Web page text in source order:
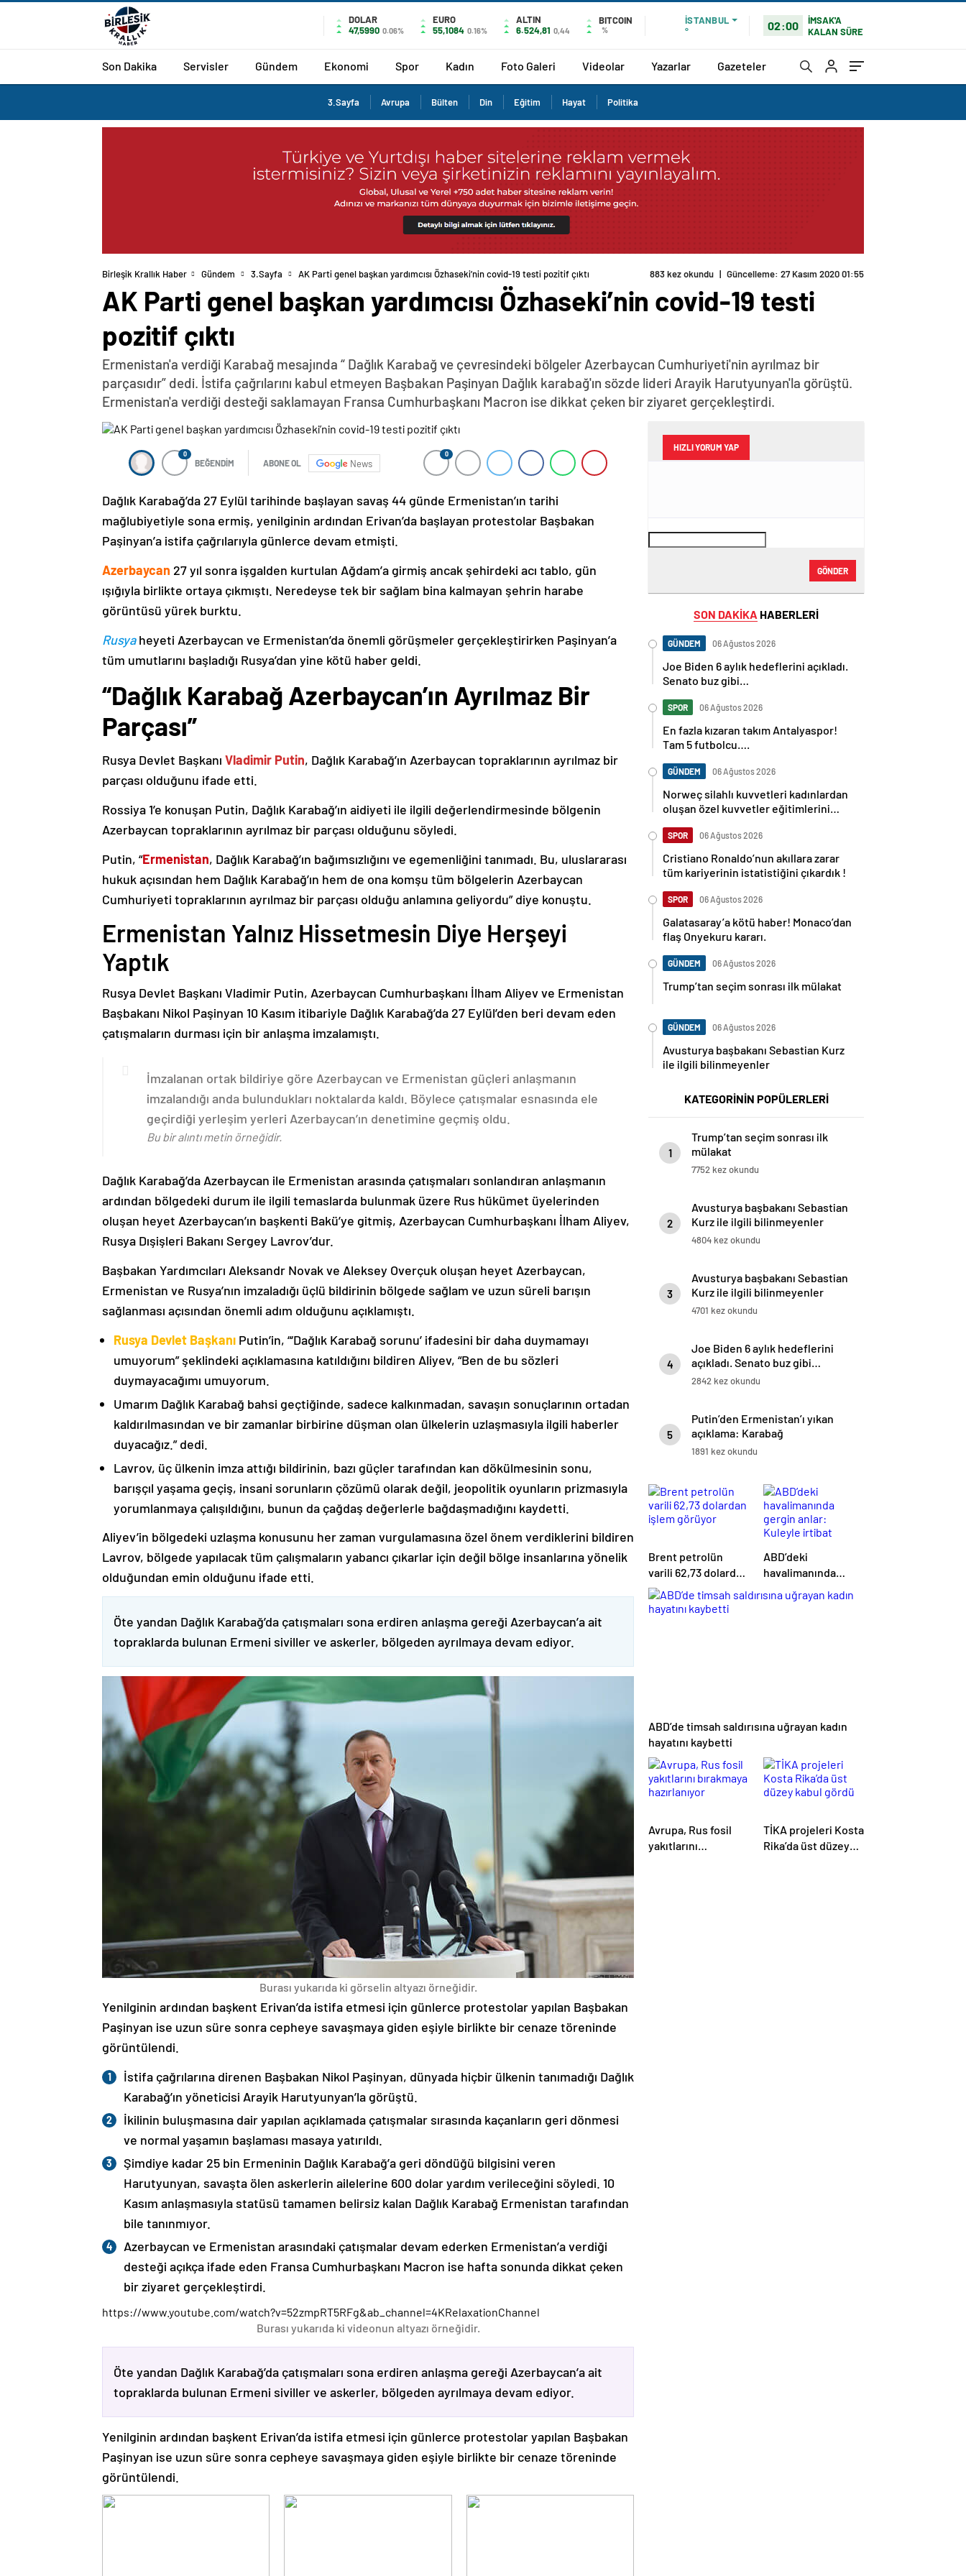
DOLAR
47,5990 0.06%
EURO
55,1084 0.16%
ALTIN
6.524,81 0,44
BITCOIN
%
İSTANBUL
°
02:00
İMSAK'A
KALAN SÜRE
Son Dakika Servisler Gündem Ekonomi Spor Kadın Foto Galeri Videolar Yazarlar Gazeteler
3.Sayfa Avrupa Bülten Din Eğitim Hayat Politika
Birleşik Krallık Haber Gündem 3.Sayfa AK Parti genel başkan yardımcısı Özhaseki’nin covid-19 testi pozitif çıktı 883 kez okundu | Güncelleme: 27 Kasım 2020 01:55
AK Parti genel başkan yardımcısı Özhaseki’nin covid-19 testi
pozitif çıktı
Ermenistan'a verdiği Karabağ mesajında “ Dağlık Karabağ ve çevresindeki bölgeler Azerbaycan Cumhuriyeti'nin ayrılmaz bir
parçasıdır” dedi. İstifa çağrılarını kabul etmeyen Başbakan Paşinyan Dağlık karabağ'ın sözde lideri Arayik Harutyunyan'la görüştü.
Ermenistan'a verdiği desteği saklamayan Fransa Cumhurbaşkanı Macron ise dikkat çeken bir ziyaret gerçekleştirdi.
0
BEĞENDİM ABONE OL News
0
Dağlık Karabağ’da 27 Eylül tarihinde başlayan savaş 44 günde Ermenistan’ın tarihi
mağlubiyetiyle sona ermiş, yenilginin ardından Erivan’da başlayan protestolar Başbakan
Paşinyan’a istifa çağrılarıyla günlerce devam etmişti.
Azerbaycan 27 yıl sonra işgalden kurtulan Ağdam’a girmiş ancak şehirdeki acı tablo, gün
ışığıyla birlikte ortaya çıkmıştı. Neredeyse tek bir sağlam bina kalmayan şehrin harabe
görüntüsü yürek burktu.
Rusyaheyeti Azerbaycan ve Ermenistan’da önemli görüşmeler gerçekleştirirken Paşinyan’a
tüm umutlarını başladığı Rusya’dan yine kötü haber geldi.
“Dağlık Karabağ Azerbaycan’ın Ayrılmaz Bir
Parçası”
Rusya Devlet Başkanı Vladimir Putin, Dağlık Karabağ’ın Azerbaycan topraklarının ayrılmaz bir
parçası olduğunu ifade etti.
Rossiya 1’e konuşan Putin, Dağlık Karabağ’ın aidiyeti ile ilgili değerlendirmesinde bölgenin
Azerbaycan topraklarının ayrılmaz bir parçası olduğunu söyledi.
Putin, “Ermenistan, Dağlık Karabağ’ın bağımsızlığını ve egemenliğini tanımadı. Bu, uluslararası
hukuk açısından hem Dağlık Karabağ’ın hem de ona komşu tüm bölgelerin Azerbaycan
Cumhuriyeti topraklarının ayrılmaz bir parçası olduğu anlamına geliyordu” diye konuştu.
Ermenistan Yalnız Hissetmesin Diye Herşeyi
Yaptık
Rusya Devlet Başkanı Vladimir Putin, Azerbaycan Cumhurbaşkanı İlham Aliyev ve Ermenistan
Başbakanı Nikol Paşinyan 10 Kasım itibariyle Dağlık Karabağ’da 27 Eylül’den beri devam eden
çatışmaların durması için bir anlaşma imzalamıştı.
İmzalanan ortak bildiriye göre Azerbaycan ve Ermenistan güçleri anlaşmanın
imzalandığı anda bulundukları noktalarda kaldı. Böylece çatışmalar esnasında ele
geçirdiği yerleşim yerleri Azerbaycan’ın denetimine geçmiş oldu.
Bu bir alıntı metin örneğidir.
Dağlık Karabağ’da Azerbaycan ile Ermenistan arasında çatışmaları sonlandıran anlaşmanın
ardından bölgedeki durum ile ilgili temaslarda bulunmak üzere Rus hükümet üyelerinden
oluşan heyet Azerbaycan’ın başkenti Bakü’ye gitmiş, Azerbaycan Cumhurbaşkanı İlham Aliyev,
Rusya Dışişleri Bakanı Sergey Lavrov’dur.
Başbakan Yardımcıları Aleksandr Novak ve Aleksey Overçuk oluşan heyet Azerbaycan,
Ermenistan ve Rusya’nın imzaladığı üçlü bildirinin bölgede sağlam ve uzun süreli barışın
sağlanması açısından önemli adım olduğunu açıklamıştı.
Rusya Devlet Başkanı Putin’in, “‘Dağlık Karabağ sorunu’ ifadesini bir daha duymamayı
umuyorum” şeklindeki açıklamasına katıldığını bildiren Aliyev, “Ben de bu sözleri
duymayacağımı umuyorum.
Umarım Dağlık Karabağ bahsi geçtiğinde, sadece kalkınmadan, savaşın sonuçlarının ortadan
kaldırılmasından ve bir zamanlar birbirine düşman olan ülkelerin uzlaşmasıyla ilgili haberler
duyacağız.” dedi.
Lavrov, üç ülkenin imza attığı bildirinin, bazı güçler tarafından kan dökülmesinin sonu,
barışçıl yaşama geçiş, insani sorunların çözümü olarak değil, jeopolitik oyunların prizmasıyla
yorumlanmaya çalışıldığını, bunun da çağdaş değerlerle bağdaşmadığını kaydetti.
Aliyev’in bölgedeki uzlaşma konusunu her zaman vurgulamasına özel önem verdiklerini bildiren
Lavrov, bölgede yapılacak tüm çalışmaların yabancı çıkarlar için değil bölge insanlarına yönelik
olduğundan emin olduğunu ifade etti.
Öte yandan Dağlık Karabağ’da çatışmaları sona erdiren anlaşma gereği Azerbaycan’a ait
topraklarda bulunan Ermeni siviller ve askerler, bölgeden ayrılmaya devam ediyor.
Burası yukarıda ki görselin altyazı örneğidir.
Yenilginin ardından başkent Erivan’da istifa etmesi için günlerce protestolar yapılan Başbakan
Paşinyan ise uzun süre sonra cepheye savaşmaya giden eşiyle birlikte bir cenaze töreninde
görüntülendi.
İstifa çağrılarına direnen Başbakan Nikol Paşinyan, dünyada hiçbir ülkenin tanımadığı Dağlık
Karabağ’ın yöneticisi Arayik Harutyunyan’la görüştü.
İkilinin buluşmasına dair yapılan açıklamada çatışmalar sırasında kaçanların geri dönmesi
ve normal yaşamın başlaması masaya yatırıldı.
Şimdiye kadar 25 bin Ermeninin Dağlık Karabağ’a geri döndüğü bilgisini veren
Harutyunyan, savaşta ölen askerlerin ailelerine 600 dolar yardım verileceğini söyledi. 10
Kasım anlaşmasıyla statüsü tamamen belirsiz kalan Dağlık Karabağ Ermenistan tarafından
bile tanınmıyor.
Azerbaycan ve Ermenistan arasındaki çatışmalar devam ederken Ermenistan’a verdiği
desteği açıkça ifade eden Fransa Cumhurbaşkanı Macron ise hafta sonunda dikkat çeken
bir ziyaret gerçekleştirdi.
https://www.youtube.com/watch?v=52zmpRT5RFg&ab_channel=4KRelaxationChannel
Burası yukarıda ki videonun altyazı örneğidir.
Öte yandan Dağlık Karabağ’da çatışmaları sona erdiren anlaşma gereği Azerbaycan’a ait
topraklarda bulunan Ermeni siviller ve askerler, bölgeden ayrılmaya devam ediyor.
Yenilginin ardından başkent Erivan’da istifa etmesi için günlerce protestolar yapılan Başbakan
Paşinyan ise uzun süre sonra cepheye savaşmaya giden eşiyle birlikte bir cenaze töreninde
görüntülendi.
HIZLI YORUM YAP
GÖNDER
SON DAKİKA HABERLERİ
GÜNDEM 06 Ağustos 2026
Joe Biden 6 aylık hedeflerini açıkladı.
Senato buz gibi…
SPOR 06 Ağustos 2026
En fazla kızaran takım Antalyaspor!
Tam 5 futbolcu….
GÜNDEM 06 Ağustos 2026
Norweç silahlı kuvvetleri kadınlardan
oluşan özel kuvvetler eğitimlerini
SPOR 06 Ağustos 2026
Cristiano Ronaldo’nun akıllara zarar
tüm kariyerinin istatistiğini çıkardık !
SPOR 06 Ağustos 2026
Galatasaray’a kötü haber! Monaco’dan
flaş Onyekuru kararı.
GÜNDEM 06 Ağustos 2026
Trump’tan seçim sonrası ilk mülakat
GÜNDEM 06 Ağustos 2026
Avusturya başbakanı Sebastian Kurz
ile ilgili bilinmeyenler
KATEGORİNİN POPÜLERLERİ
1
Trump’tan seçim sonrası ilk
mülakat
7752 kez okundu
2
Avusturya başbakanı Sebastian
Kurz ile ilgili bilinmeyenler
4804 kez okundu
3
Avusturya başbakanı Sebastian
Kurz ile ilgili bilinmeyenler
4701 kez okundu
4
Joe Biden 6 aylık hedeflerini
açıkladı. Senato buz gibi…
2842 kez okundu
5
Putin’den Ermenistan’ı yıkan
açıklama: Karabağ
Azerbaycan’ın ayrılmaz bir
1891 kez okundu
Brent petrolün
varili 62,73 dolardan
işlem görüyor
ABD’deki
havalimanında
gergin anlar:
Kuleyle irtibat
ABD’de timsah saldırısına uğrayan kadın
hayatını kaybetti
Avrupa, Rus fosil
yakıtlarını
TİKA projeleri Kosta
Rika’da üst düzey